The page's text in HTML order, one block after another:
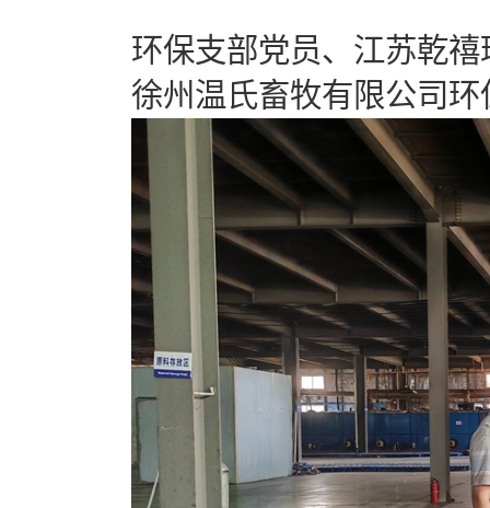
环保支部党员、江苏乾
徐州温氏畜牧有限公司环